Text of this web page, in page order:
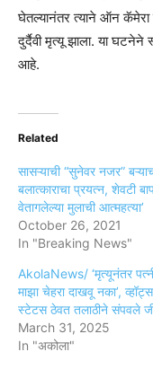
घेतल्यानंतर त्याने ऑन कॅमेरा
दुर्दैवी मृत्यू झाला. या
आहे.
Related
सासऱ्याची “सुनेवर नजर”
बलात्काराचा प्रयत्न, शेवटी
वेतागलेल्या मुलाची आत्महत्या’
October 26, 2021
In "Breaking News"
AkolaNews/ ‘मृत्यूनंतर
माझा चेहरा दाखवू नका’,
स्टेटस ठेवत तलाठीने संपवले
March 31, 2025
In "अकोला"